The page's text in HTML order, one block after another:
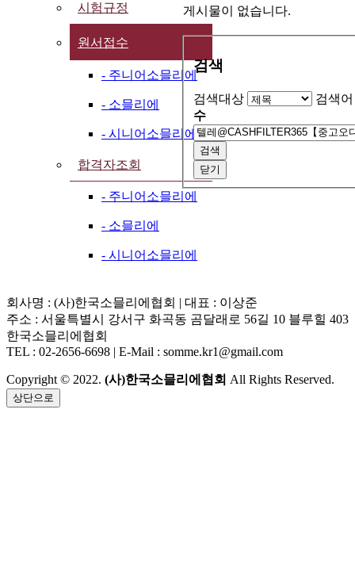
시험규정
원서접수
- 주니어소믈리에
- 소믈리에
- 시니어소믈리에
합격자조회
- 주니어소믈리에
- 소믈리에
- 시니어소믈리에
게시물이 없습니다.
검색
검색대상 검색어
수
검색
닫기
회사명 : (사)한국소믈리에협회 | 대표 : 이상준
주소 : 서울특별시 강서구 화곡동 곰달래로 56길 10 블루힐 403
한국소믈리에협회
TEL : 02-2656-6698 | E-Mail : somme.kr1@gmail.com
Copyright © 2022. (사)한국소믈리에협회 All Rights Reserved.
상단으로